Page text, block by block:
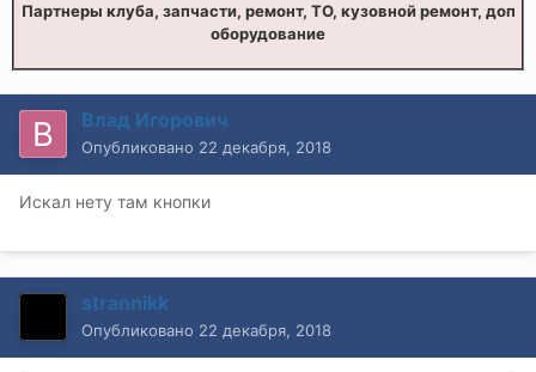
Партнеры клуба, запчасти, ремонт, ТО, кузовной ремонт, доп
оборудование
Влад Игорович
Опубликовано 22 декабря, 2018
Искал нету там кнопки
strannikk
Опубликовано 22 декабря, 2018